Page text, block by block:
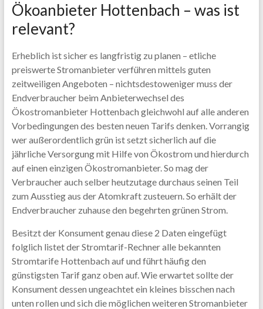
Ökoanbieter Hottenbach – was ist
relevant?
Erheblich ist sicher es langfristig zu planen – etliche
preiswerte Stromanbieter verführen mittels guten
zeitweiligen Angeboten – nichtsdestoweniger muss der
Endverbraucher beim Anbieterwechsel des
Ökostromanbieter Hottenbach gleichwohl auf alle anderen
Vorbedingungen des besten neuen Tarifs denken. Vorrangig
wer außerordentlich grün ist setzt sicherlich auf die
jährliche Versorgung mit Hilfe von Ökostrom und hierdurch
auf einen einzigen Ökostromanbieter. So mag der
Verbraucher auch selber heutzutage durchaus seinen Teil
zum Ausstieg aus der Atomkraft zusteuern. So erhält der
Endverbraucher zuhause den begehrten grünen Strom.
Besitzt der Konsument genau diese 2 Daten eingefügt
folglich listet der Stromtarif-Rechner alle bekannten
Stromtarife Hottenbach auf und führt häufig den
günstigsten Tarif ganz oben auf. Wie erwartet sollte der
Konsument dessen ungeachtet ein kleines bisschen nach
unten rollen und sich die möglichen weiteren Stromanbieter